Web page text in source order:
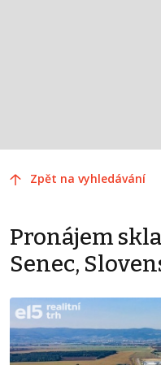
Zpět na vyhledávání
Pronájem
Senec,